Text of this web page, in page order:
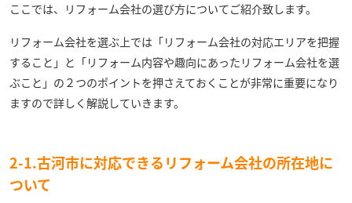
ここでは、リフォーム会社の選び方についてご紹介致します。
リフォーム会社を選ぶ上では「リフォーム会社の対応エリアを把握
すること」と「リフォーム内容や趣向にあったリフォーム会社を選
ぶこと」の２つのポイントを押さえておくことが非常に重要になり
ますので詳しく解説していきます。
2-1.古河市に対応できるリフォーム会社の所在地に
ついて